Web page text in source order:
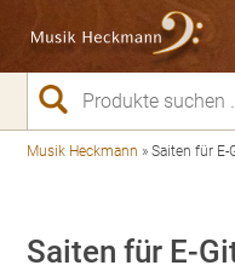
Suchen
nach:
Musik Heckmann »Saiten für E-
Saiten für E-